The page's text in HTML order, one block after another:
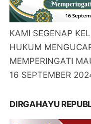
KAMI SEGENAP
HUKUM
MEMPERINGATI
16 SEPTEMBER
DIRGAHAYU